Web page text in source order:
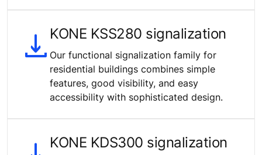
KONE KSS280 signalization
Our functional signalization family for
residential buildings combines simple
features, good visibility, and easy
accessibility with sophisticated design.
KONE KDS300 signalization